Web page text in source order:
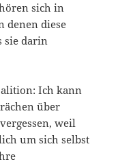
sich in
denen diese
sie darin
Ich kann
über
weil
um sich selbst